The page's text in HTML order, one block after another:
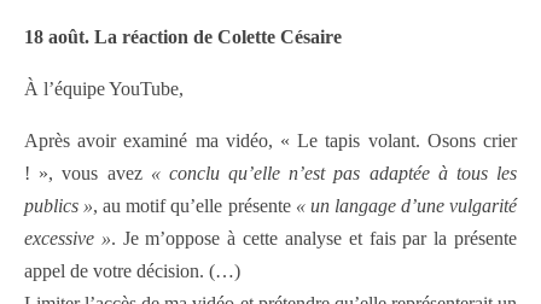
18 août. La réaction de Colette Césaire
À l’équipe YouTube,
Après avoir examiné ma vidéo, « Le tapis volant. Osons crier
! », vous avez « conclu qu’elle n’est pas adaptée à tous les
publics », au motif qu’elle présente « un langage d’une vulgarité
excessive ». Je m’oppose à cette analyse et fais par la présente
appel de votre décision. (…)